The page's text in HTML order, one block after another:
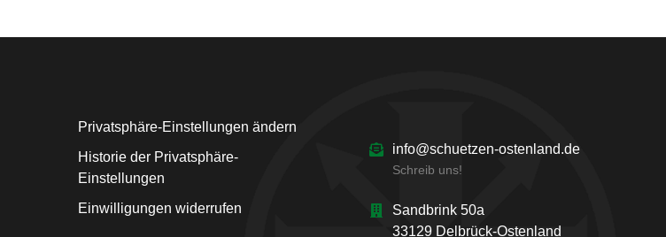
Privatsphäre-Einstellungen ändern
Historie der Privatsphäre-
Einstellungen
Einwilligungen widerrufen
info@schuetzen-ostenland.de
Schreib uns!
Sandbrink 50a
33129 Delbrück-Ostenland